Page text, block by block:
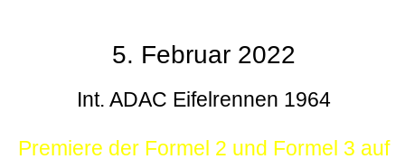
5. Februar 2022
Int. ADAC Eifelrennen 1964
Premiere der Formel 2 und Formel 3 auf